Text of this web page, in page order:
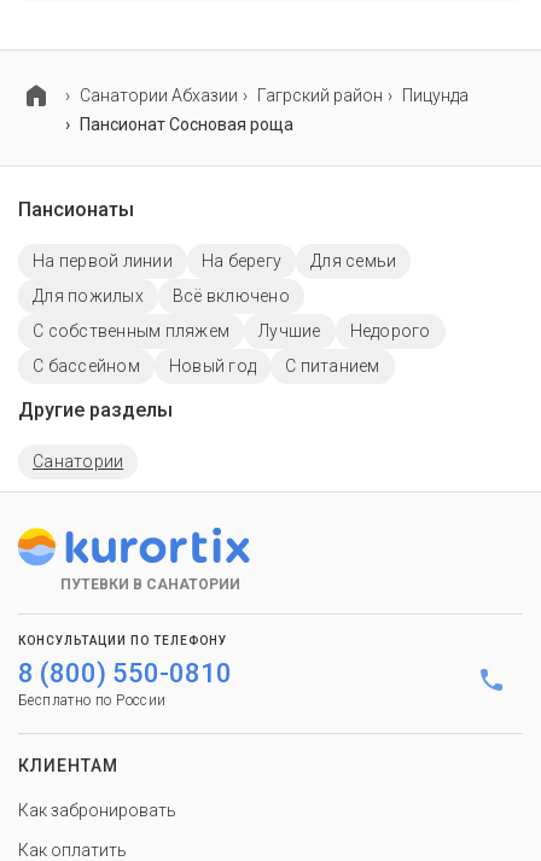
Cанатории Абхазии
Гагрский район
Пицунда
Пансионат Сосновая роща
Пансионаты
На первой линии На берегу
Для семьи
Для пожилых
Всё включено
С собственным пляжем
Лучшие
Недорого
C бассейном
Новый год С питанием
Другие разделы
Санатории
ПУТЕВКИ В САНАТОРИИ
КОНСУЛЬТАЦИИ ПО ТЕЛЕФОНУ
8 (800) 550-0810
Бесплатно по России
КЛИЕНТАМ
Как забронировать
Как оплатить